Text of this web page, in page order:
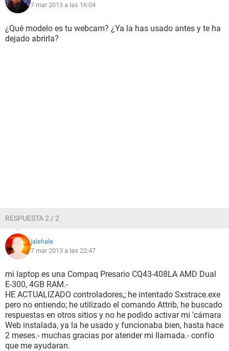
7 mar 2013 a las 16:04
¿Qué modelo es tu webcam? ¿Ya la has usado antes y te ha
dejado abrirla?
RESPUESTA 2 / 2
jalehale
7 mar 2013 a las 22:47
mi laptop es una Compaq Presario CQ43-408LA AMD Dual
E-300, 4GB RAM.-
HE ACTUALIZADO controladores,; he intentado Sxstrace.exe
pero no entiendo; he utilizado el comando Attrib, he buscado
respuestas en otros sitios y no he podido activar mi 'cámara
Web instalada, ya la he usado y funcionaba bien, hasta hace
2 meses.- muchas gracias por atender mi llamada.- confío
que me ayudaran.